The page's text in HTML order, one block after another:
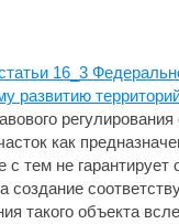
16_3
развитию
как
тем не гарантирует
такого объекта